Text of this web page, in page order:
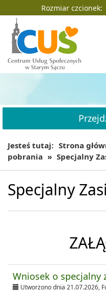
do
głównej
treści
do
wyszukiwarki
Rozmiar czcionek:
Jesteś tutaj: Strona
pobrania » Specjalny
Specjalny
Wniosek o specjalny
Utworzono dnia 21.07.2026,